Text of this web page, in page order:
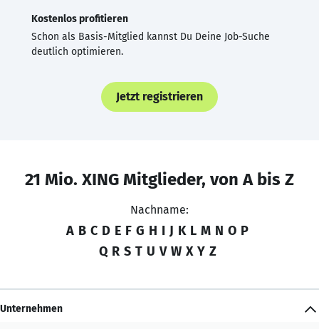
Kostenlos profitieren
Schon als Basis-Mitglied kannst Du Deine Job-Suche
deutlich optimieren.
Jetzt registrieren
21 Mio. XING Mitglieder, von A bis Z
Nachname:
A B C D E F G H I J K L M N O P
Q R S T U V W X Y Z
Unternehmen